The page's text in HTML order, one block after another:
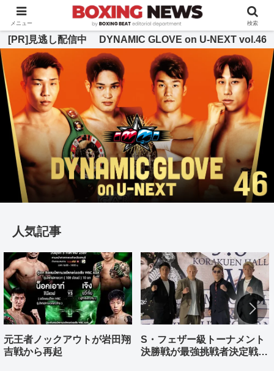
BOXING BEAT [ボクシング・ビート] 公式サイト
[PR]見逃し配信中 DYNAMIC GLOVE on U-NEXT vol.46
人気記事
元王者ノックアウトが岩田翔
吉戦から再起
S・フェザー級トーナメント
決勝戦が最強挑戦者決定戦兼
メニュー 検索